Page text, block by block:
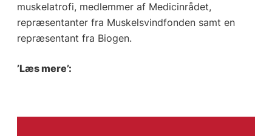
muskelatrofi, medlemmer af Medicinrådet,
repræsentanter fra Muskelsvindfonden samt en
repræsentant fra Biogen.
’Læs mere’: